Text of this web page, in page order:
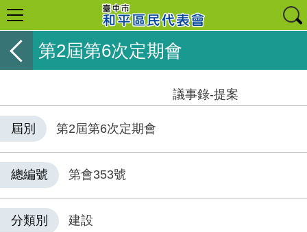
第2屆第6次定期會
議事錄-提案
屆別 第2屆第6次定期會
總編號 第會353號
分類別 建設